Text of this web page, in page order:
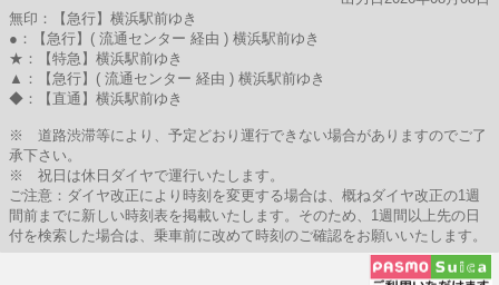
無印：【急行】横浜駅前ゆき
●：【急行】( 流通センター 経由 ) 横浜駅前ゆき
★：【特急】横浜駅前ゆき
▲：【急行】( 流通センター 経由 ) 横浜駅前ゆき
◆：【直通】横浜駅前ゆき
※ 道路渋滞等により、予定どおり運行できない場合がありますのでご了
承下さい。
※ 祝日は休日ダイヤで運行いたします。
ご注意：ダイヤ改正により時刻を変更する場合は、概ねダイヤ改正の1週
間前までに新しい時刻表を掲載いたします。そのため、1週間以上先の日
付を検索した場合は、乗車前に改めて時刻のご確認をお願いいたします。